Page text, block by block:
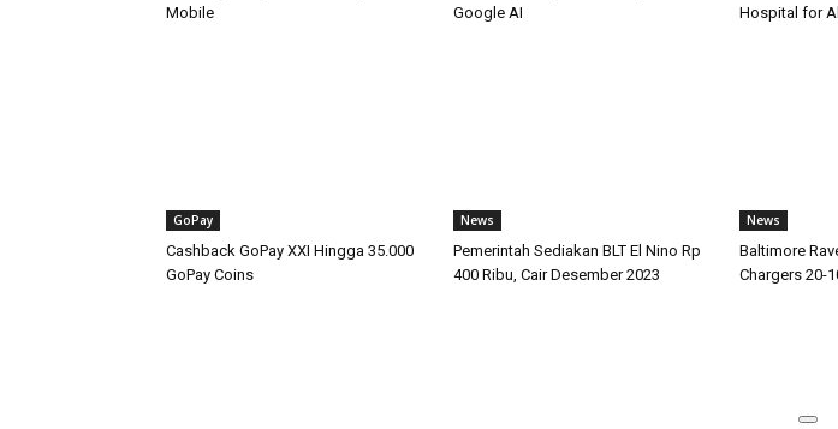
Mobile
Google AI
Hospital for
GoPay
Cashback GoPay XXI Hingga 35.000
GoPay Coins
News
Pemerintah Sediakan BLT El Nino Rp
400 Ribu, Cair Desember 2023
News
Baltimore
Chargers 20-